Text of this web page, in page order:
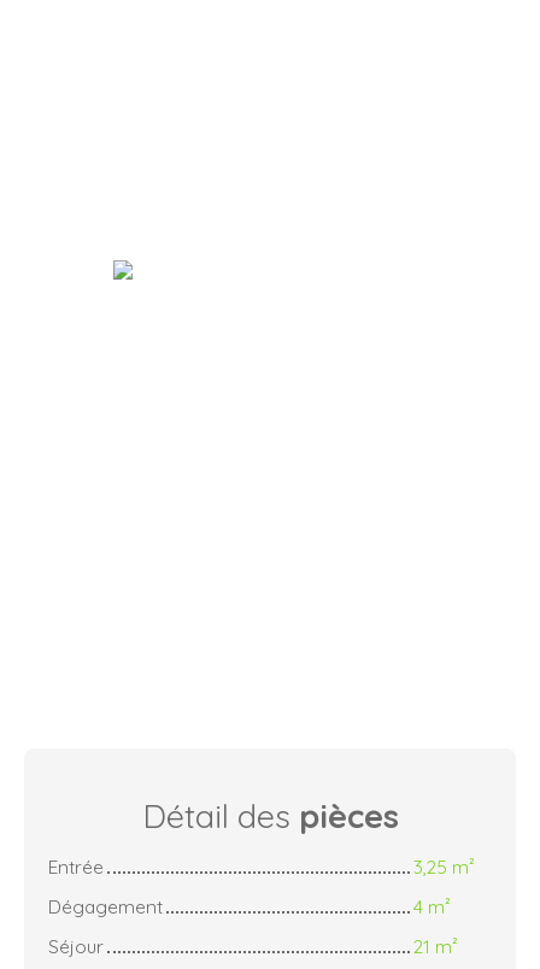
Détail des pièces
Entrée
3,25 m²
Dégagement
4 m²
Séjour
21 m²